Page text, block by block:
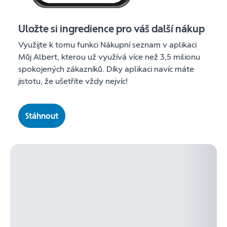
Uložte si ingredience pro váš další nákup
Využijte k tomu funkci Nákupní seznam v aplikaci
Můj Albert, kterou už využívá více než 3,5 milionu
spokojených zákazníků. Díky aplikaci navíc máte
jistotu, že ušetříte vždy nejvíc!
Stáhnout